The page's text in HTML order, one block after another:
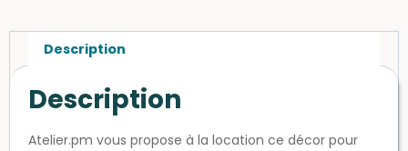
Description
Description
Atelier.pm vous propose à la location ce décor pour